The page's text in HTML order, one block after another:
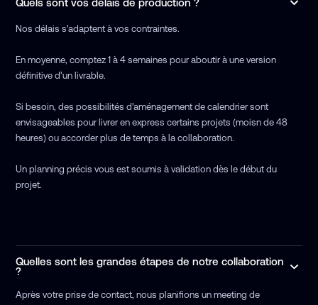
Nos délais s’adaptent à vos contraintes.
En moyenne, comptez 1 à 4 semaines pour aboutir à une version
définitive d’un livrable.
Si besoin, des possibilités d’aménagement de calendrier sont
envisageables pour livrer en express certains projets (moisn de 48
heures) ou accorder plus de temps à la collaboration.
Un planning précis vous est soumis à validation dès le début du
projet.
Quelles sont les grandes étapes de notre collaboration
?
Après votre prise de contact, nous planifions un meeting de